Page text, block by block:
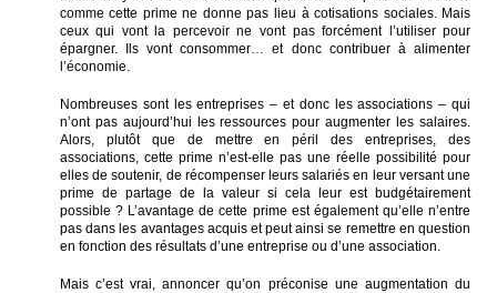
comme cette prime ne donne pas lieu à cotisations sociales. Mais
ceux qui vont la percevoir ne vont pas forcément l’utiliser pour
épargner. Ils vont consommer… et donc contribuer à alimenter
l’économie.
Nombreuses sont les entreprises – et donc les associations – qui
n’ont pas aujourd’hui les ressources pour augmenter les salaires.
Alors, plutôt que de mettre en péril des entreprises, des
associations, cette prime n’est-elle pas une réelle possibilité pour
elles de soutenir, de récompenser leurs salariés en leur versant une
prime de partage de la valeur si cela leur est budgétairement
possible ? L’avantage de cette prime est également qu’elle n’entre
pas dans les avantages acquis et peut ainsi se remettre en question
en fonction des résultats d’une entreprise ou d’une association.
Mais c’est vrai, annoncer qu’on préconise une augmentation du